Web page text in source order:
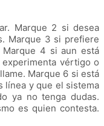
Marque 2 si desea
Marque 3 si prefiere
4 si aun está
vértigo o
Marque 6 si está
línea y que el sistema
ya no tenga dudas.
es quien contesta.